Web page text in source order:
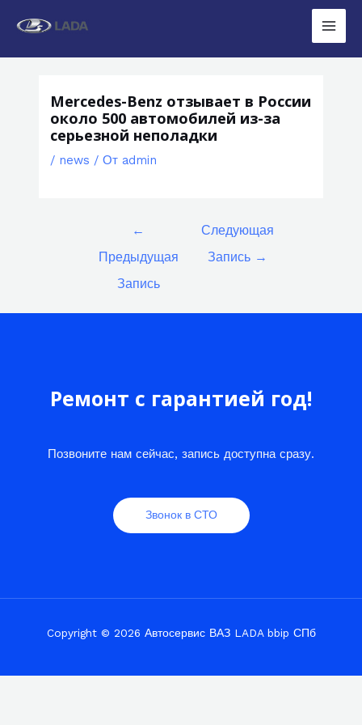
Main
Mercedes-Benz отзывает в России
около 500 автомобилей из-за
серьезной неполадки
/ news / От admin
←
Предыдущая
Запись
Следующая
Запись →
Ремонт с гарантией год!
Позвоните нам сейчас, запись доступна сразу.
Звонок в СТО
Copyright © 2026 Автосервис ВАЗ LADA bbip СПб